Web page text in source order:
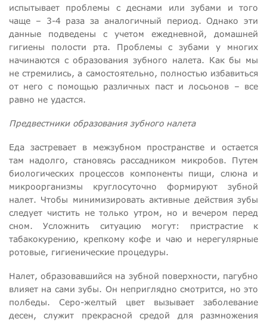
испытывает проблемы с деснами или зубами и того
чаще – 3-4 раза за аналогичный период. Однако эти
данные подведены с учетом ежедневной, домашней
гигиены полости рта. Проблемы с зубами у многих
начинаются с образования зубного налета. Как бы мы
не стремились, а самостоятельно, полностью избавиться
от него с помощью различных паст и лосьонов – все
равно не удастся.
Предвестники образования зубного налета
Еда застревает в межзубном пространстве и остается
там надолго, становясь рассадником микробов. Путем
биологических процессов компоненты пищи, слюна и
микроорганизмы круглосуточно формируют зубной
налет. Чтобы минимизировать активные действия зубы
следует чистить не только утром, но и вечером перед
сном. Усложнить ситуацию могут: пристрастие к
табакокурению, крепкому кофе и чаю и нерегулярные
ротовые, гигиенические процедуры.
Налет, образовавшийся на зубной поверхности, пагубно
влияет на сами зубы. Он неприглядно смотрится, но это
полбеды. Серо-желтый цвет вызывает заболевание
десен, служит прекрасной средой для размножения